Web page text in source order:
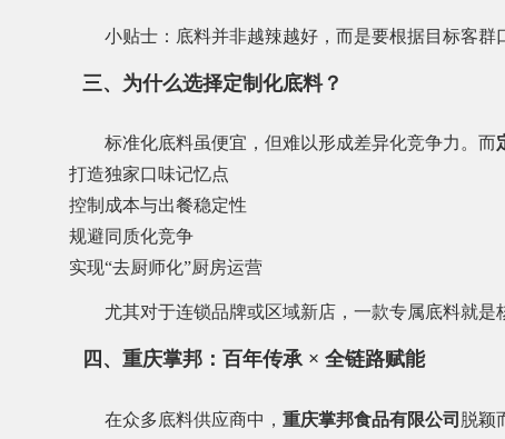
小贴士：底料并非越辣越好，而是要根据目标客群
三、为什么选择定制化底料？
标准化底料虽便宜，但难以形成差异化竞争力。而
打造独家口味记忆点
控制成本与出餐稳定性
规避同质化竞争
实现“去厨师化”厨房运营
尤其对于连锁品牌或区域新店，一款专属底料就是
四、重庆掌邦：百年传承 × 全链路赋能
在众多底料供应商中， 重庆掌邦食品有限公司 脱颖